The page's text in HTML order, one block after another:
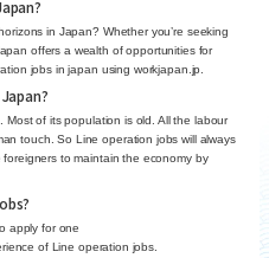
in Japan? Whether you’re seeking
offers a wealth of opportunities for
jobs in japan using workjapan.jp.
of its population is old. All the labour
touch. So Line operation jobs will always
to maintain the economy by
apply for one
of Line operation jobs.